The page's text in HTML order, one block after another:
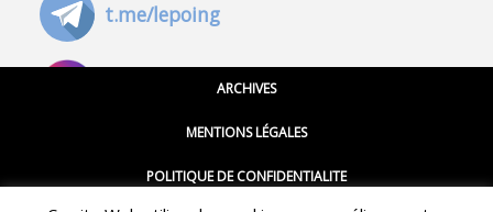
t.me/lepoing
@montpellierpoinginfo
ARCHIVES
MENTIONS LÉGALES
POLITIQUE DE CONFIDENTIALITE